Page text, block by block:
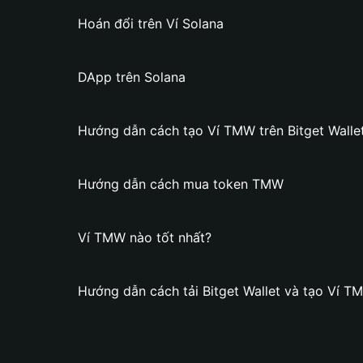
Hoán đổi trên Ví Solana
DApp trên Solana
Hướng dẫn cách tạo Ví TMW trên Bitget
Hướng dẫn cách mua token TMW
Ví TMW nào tốt nhất?
Hướng dẫn cách tải Bitget Wallet và tạo Ví